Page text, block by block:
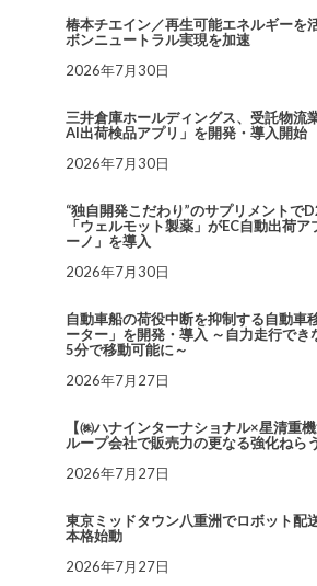
椿本チエイン／再生可能エネルギーを
ボンニュートラル実現を加速
2026年7月30日
三井倉庫ホールディングス、受託物流
AI出荷検品アプリ」を開発・導入開始
2026年7月30日
“独自開発こだわり”のサプリメントで
「ウェルモット製薬」がEC自動出荷
ーノ」を導入
2026年7月30日
自動車船の荷役中断を抑制する自動車
ーター」を開発・導入 ～自力走行でき
5分で移動可能に～
2026年7月27日
【㈱ハナインターナショナル×星清重
ループ会社で販売力の更なる強化ねらう
2026年7月27日
東京ミッドタウン八重洲でロボット配
本格始動
2026年7月27日